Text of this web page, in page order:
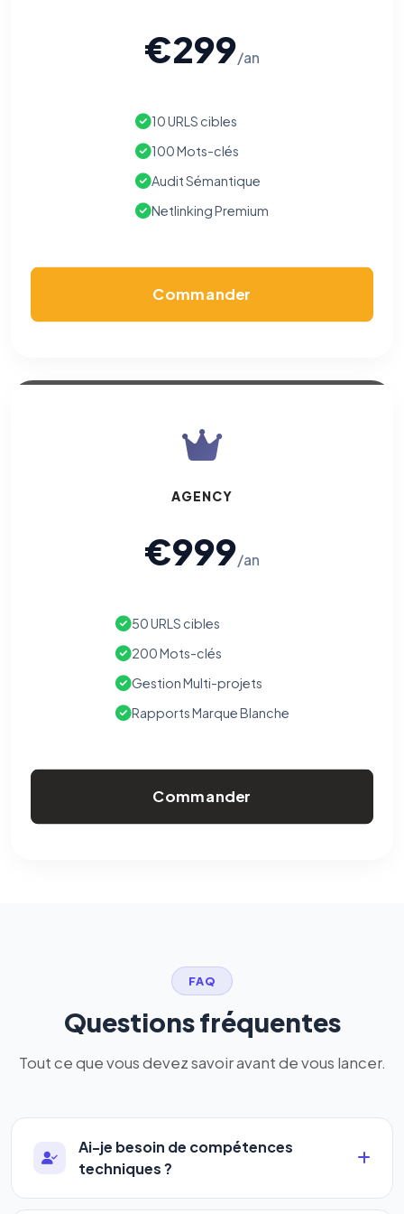
€299/an
10 URLS cibles
100 Mots-clés
Audit Sémantique
Netlinking Premium
Commander
AGENCY
€999/an
50 URLS cibles
200 Mots-clés
Gestion Multi-projets
Rapports Marque Blanche
Commander
FAQ
Questions fréquentes
Tout ce que vous devez savoir avant de vous lancer.
Ai-je besoin de compétences
techniques ?
Absolument pas. Notre logiciel a été conçu pour